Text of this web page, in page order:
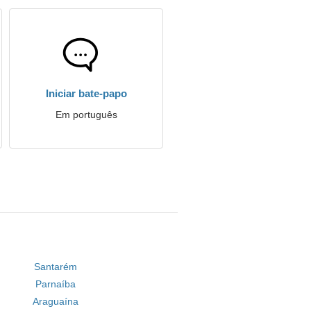
Iniciar bate-papo
Em português
Santarém
Parnaíba
Araguaína